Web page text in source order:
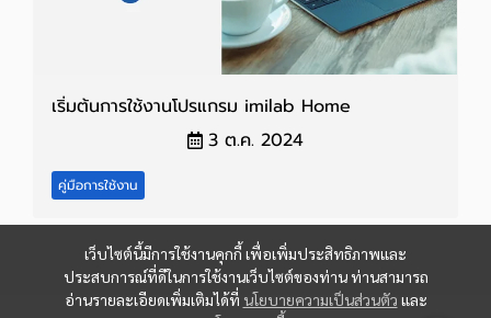
เริ่มต้นการใช้งานโปรแกรม imilab Home
3 ต.ค. 2024
คู่มือการใช้งาน
เว็บไซต์นี้มีการใช้งานคุกกี้ เพื่อเพิ่มประสิทธิภาพและ
ประสบการณ์ที่ดีในการใช้งานเว็บไซต์ของท่าน ท่านสามารถ
อ่านรายละเอียดเพิ่มเติมได้ที่ นโยบายความเป็นส่วนตัว และ